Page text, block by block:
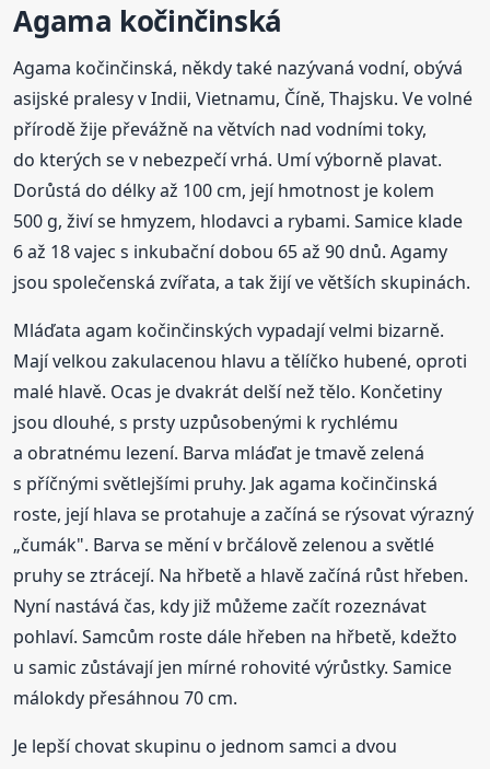
Agama kočinčinská
Agama kočinčinská, někdy také nazývaná vodní, obývá
asijské pralesy v Indii, Vietnamu, Číně, Thajsku. Ve volné
přírodě žije převážně na větvích nad vodními toky,
do kterých se v nebezpečí vrhá. Umí výborně plavat.
Dorůstá do délky až 100 cm, její hmotnost je kolem
500 g, živí se hmyzem, hlodavci a rybami. Samice klade
6 až 18 vajec s inkubační dobou 65 až 90 dnů. Agamy
jsou společenská zvířata, a tak žijí ve větších skupinách.
Mláďata agam kočinčinských vypadají velmi bizarně.
Mají velkou zakulacenou hlavu a tělíčko hubené, oproti
malé hlavě. Ocas je dvakrát delší než tělo. Končetiny
jsou dlouhé, s prsty uzpůsobenými k rychlému
a obratnému lezení. Barva mláďat je tmavě zelená
s příčnými světlejšími pruhy. Jak agama kočinčinská
roste, její hlava se protahuje a začíná se rýsovat výrazný
„čumák". Barva se mění v brčálově zelenou a světlé
pruhy se ztrácejí. Na hřbetě a hlavě začíná růst hřeben.
Nyní nastává čas, kdy již můžeme začít rozeznávat
pohlaví. Samcům roste dále hřeben na hřbetě, kdežto
u samic zůstávají jen mírné rohovité výrůstky. Samice
málokdy přesáhnou 70 cm.
Je lepší chovat skupinu o jednom samci a dvou